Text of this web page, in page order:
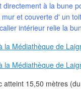
à la bune
et couverte d' un
intérieur relie la
atteint 15,50 mètres